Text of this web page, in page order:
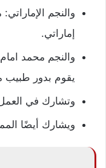
والنجم
إماراتي.
والنجم محمد
يقوم بدور
وتشارك في
ويشارك أيضًا